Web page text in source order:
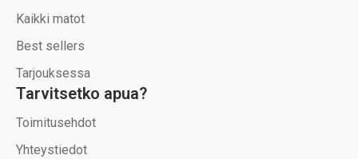
Kaikki matot
Best sellers
Tarjouksessa
Tarvitsetko apua?
Toimitusehdot
Yhteystiedot